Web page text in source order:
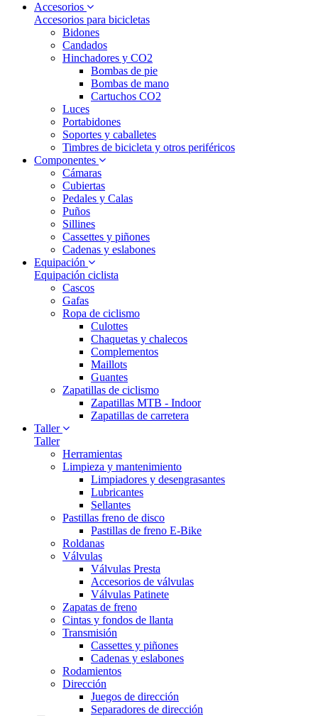
Accesorios
Accesorios para bicicletas
Bidones
Candados
Hinchadores y CO2
Bombas de pie
Bombas de mano
Cartuchos CO2
Luces
Portabidones
Soportes y caballetes
Timbres de bicicleta y otros periféricos
Componentes
Cámaras
Cubiertas
Pedales y Calas
Puños
Sillines
Cassettes y piñones
Cadenas y eslabones
Equipación
Equipación ciclista
Cascos
Gafas
Ropa de ciclismo
Culottes
Chaquetas y chalecos
Complementos
Maillots
Guantes
Zapatillas de ciclismo
Zapatillas MTB - Indoor
Zapatillas de carretera
Taller
Taller
Herramientas
Limpieza y mantenimiento
Limpiadores y desengrasantes
Lubricantes
Sellantes
Pastillas freno de disco
Pastillas de freno E-Bike
Roldanas
Válvulas
Válvulas Presta
Accesorios de válvulas
Válvulas Patinete
Zapatas de freno
Cintas y fondos de llanta
Transmisión
Cassettes y piñones
Cadenas y eslabones
Rodamientos
Dirección
Juegos de dirección
Separadores de dirección